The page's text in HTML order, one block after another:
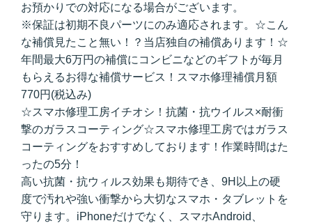
お預かりでの対応になる場合がございます。
※保証は初期不良パーツにのみ適応されます。☆こん
な補償見たこと無い！？当店独自の補償あります！☆
年間最大6万円の補償にコンビニなどのギフトが毎月
もらえるお得な補償サービス！スマホ修理補償月額
770円(税込み)
☆スマホ修理工房イチオシ！抗菌・抗ウイルス×耐衝
撃のガラスコーティング☆スマホ修理工房ではガラス
コーティングをおすすめしております！作業時間はた
ったの5分！
高い抗菌・抗ウィルス効果も期待でき、9H以上の硬
度で汚れや強い衝撃から大切なスマホ・タブレットを
守ります。iPhoneだけでなく、スマホAndroid、